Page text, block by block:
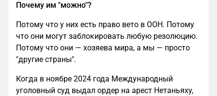
Почему им "можно"?
Потому что у них есть право вето в ООН. Потому
что они могут заблокировать любую резолюцию.
Потому что они — хозяева мира, а мы — просто
"другие страны".
Когда в ноябре 2024 года Международный
уголовный суд выдал ордер на арест Нетаньяху,